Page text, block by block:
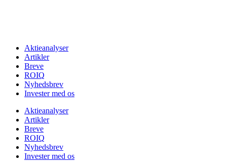
Aktieanalyser
Artikler
Breve
ROIQ
Nyhedsbrev
Invester med os
Aktieanalyser
Artikler
Breve
ROIQ
Nyhedsbrev
Invester med os